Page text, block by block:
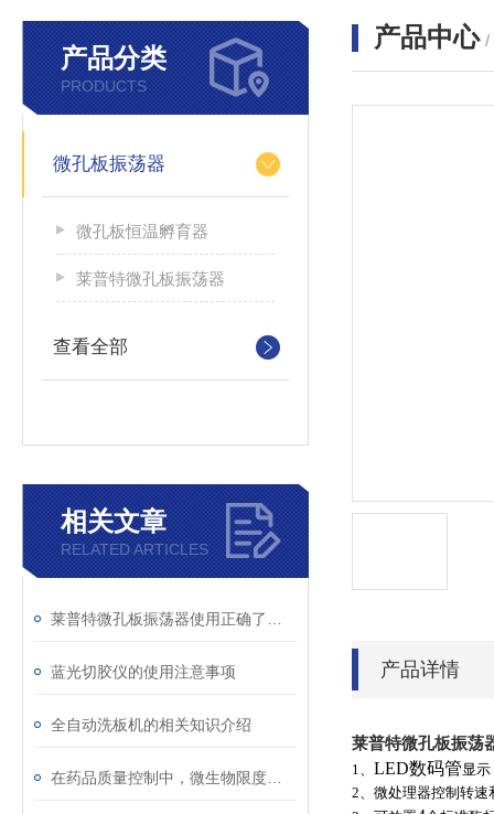
产品分类
PRODUCTS
微孔板振荡器
微孔板恒温孵育器
莱普特微孔板振荡器
查看全部
相关文章
RELATED ARTICLES
蓝光切胶仪的使用注意事项
全自动洗板机的相关知识介绍
产品中心 /
产品详情
莱普特微孔板振荡
1、 LED数码管显
2、微处理器控制转